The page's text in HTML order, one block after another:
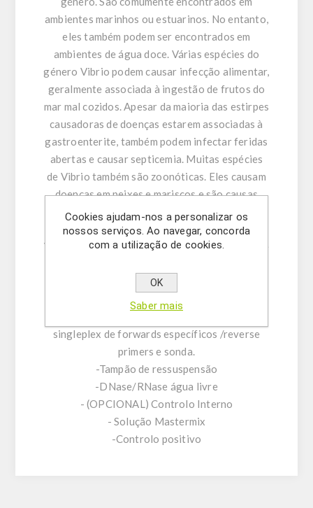
ambientes marinhos ou estuarinos. No entanto,
eles também podem ser encontrados em
ambientes de água doce. Várias espécies do
género Vibrio podem causar infecção alimentar,
geralmente associada à ingestão de frutos do
mar mal cozidos. Apesar da maioria das estirpes
causadoras de doenças estarem associadas à
gastroenterite, também podem infectar feridas
abertas e causar septicemia. Muitas espécies
de Vibrio também são zoonóticas. Eles causam
doenças em peixes e mariscos e são causas
comuns de mortalidade entre a vida marinha.
Alguns exemplos de espécies patogênicas de
Vibrio incluem V. cholera, V. parahaemolyticus e
Características do produto:
singleplex de forwards específicos /reverse
primers e sonda.
-Tampão de ressuspensão
-DNase/RNase água livre
- (OPCIONAL) Controlo Interno
- Solução Mastermix
-Controlo positivo
Cookies ajudam-nos a personalizar os
nossos serviços. Ao navegar, concorda
com a utilização de cookies.
OK
Saber mais